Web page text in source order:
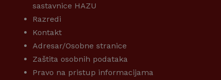
sastavnice HAZU
Razredi
Kontakt
Adresar/Osobne stranice
Zaštita osobnih podataka
Pravo na pristup informacijama